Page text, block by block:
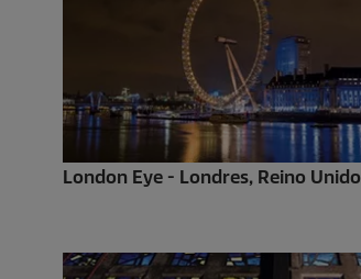
London Eye - Londres, Reino Unido